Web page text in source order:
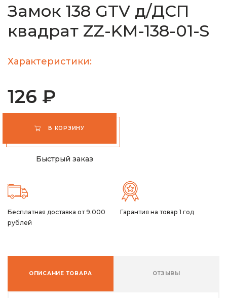
Замок 138 GTV д/ДСП
квадрат ZZ-KM-138-01-S
Характеристики:
126 ₽
В КОРЗИНУ
Быстрый заказ
Бесплатная доставка от 9.000
рублей
Гарантия на товар 1 год
ОПИСАНИЕ ТОВАРА ОТЗЫВЫ